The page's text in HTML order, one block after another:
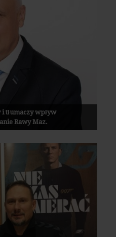
tłumaczy wpływ
Rawy Maz.